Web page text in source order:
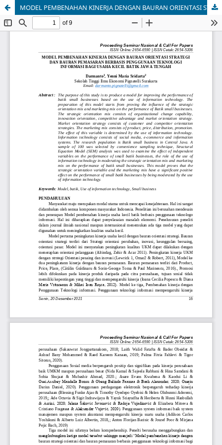
MODEL PEMBENAHAN KINERJA DENGAN BAURAN ORIENTASI STRATEGI DAN BAURAN PEMASARAN BERBASIS PENGGUNAAN TEKNOLOGI INFORMASI BAGI USAHA KECIL BATIK JAWA TENGAH